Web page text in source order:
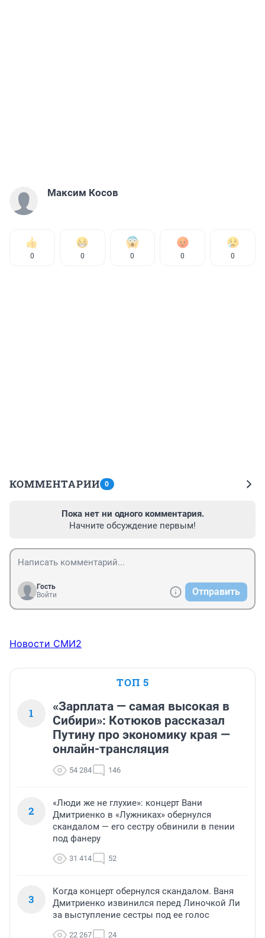
Максим Косов
0 0 0 0 0
КОММЕНТАРИИ 0
Пока нет ни одного комментария.
Начните обсуждение первым!
Гость
Войти
Отправить
Новости СМИ2
ТОП 5
1
«Зарплата — самая высокая в
Сибири»: Котюков рассказал
Путину про экономику края —
онлайн-трансляция
54 284 146
2
«Люди же не глухие»: концерт Вани
Дмитриенко в «Лужниках» обернулся
скандалом — его сестру обвинили в пении
под фанеру
31 414 52
3
Когда концерт обернулся скандалом. Ваня
Дмитриенко извинился перед Линочкой Ли
за выступление сестры под ее голос
22 267 24